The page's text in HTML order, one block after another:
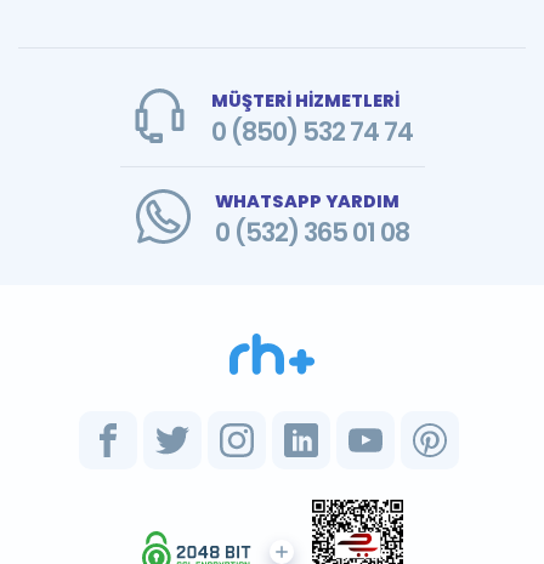
MÜŞTERİ HİZMETLERİ
0 (850) 532 74 74
WHATSAPP YARDIM
0 (532) 365 01 08